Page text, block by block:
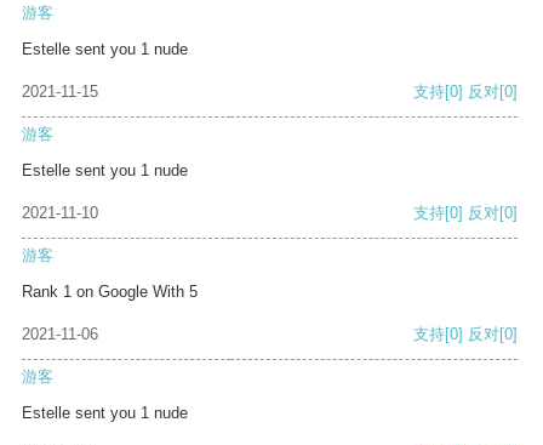
游客
Estelle sent you 1 nude
2021-11-15 支持[0] 反对[0]
游客
Estelle sent you 1 nude
2021-11-10 支持[0] 反对[0]
游客
Rank 1 on Google With 5
2021-11-06 支持[0] 反对[0]
游客
Estelle sent you 1 nude